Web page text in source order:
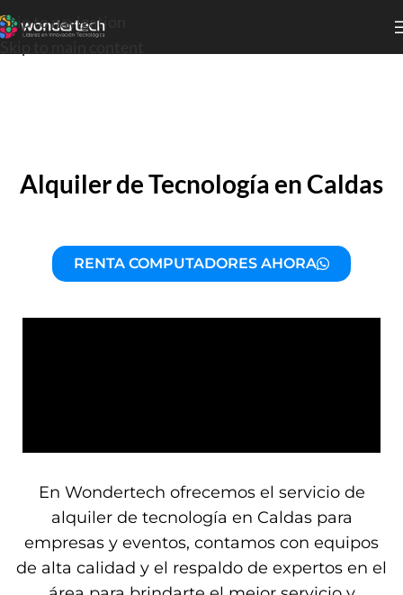
Skip to navigation
Alquiler de Tecnología en Caldas
RENTA COMPUTADORES AHORA
En Wondertech ofrecemos el servicio de
alquiler de tecnología en Caldas para
empresas y eventos, contamos con equipos
de alta calidad y el respaldo de expertos en el